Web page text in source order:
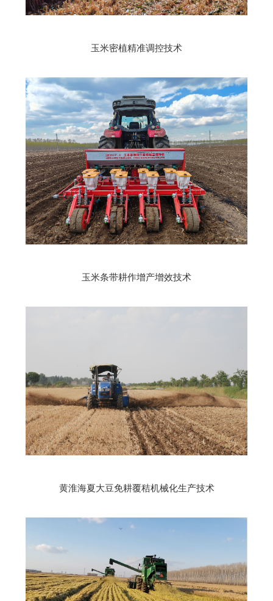
玉米密植精准调控技术
玉米条带耕作增产增效技术
黄淮海夏大豆免耕覆秸机械化生产技术